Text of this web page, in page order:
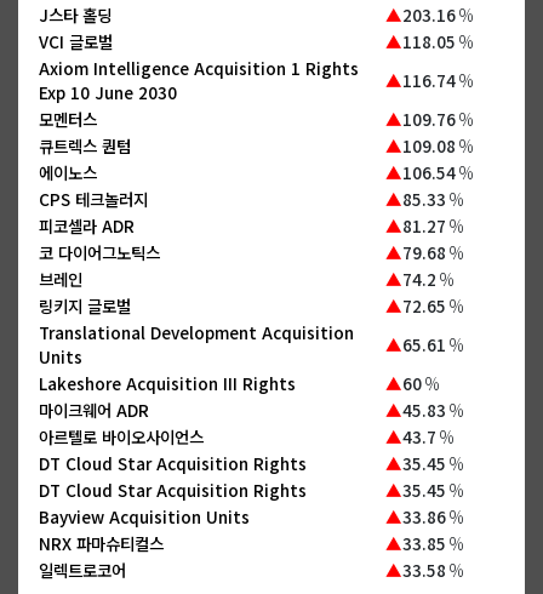
J스타 홀딩 ▲203.16%
VCI 글로벌
▲118.05 %
Axiom Intelligence Acquisition 1 Rights
Exp 10 June 2030
▲116.74%
모멘터스
▲109.76%
큐트렉스 퀀텀
▲109.08 %
에이노스
▲106.54%
CPS 테크놀러지
▲85.33 %
피코셀라 ADR
▲81.27 %
코 다이어그노틱스
▲79.68 %
브레인
▲74.2 %
링키지 글로벌
▲72.65 %
Translational Development Acquisition
Units
▲65.61 %
Lakeshore Acquisition III Rights
▲60%
마이크웨어 ADR
▲45.83 %
아르텔로 바이오사이언스
▲43.7 %
DT Cloud Star Acquisition Rights
▲35.45 %
DT Cloud Star Acquisition Rights
▲35.45 %
Bayview Acquisition Units
▲33.86%
NRX 파마슈티컬스
▲33.85 %
일렉트로코어
▲33.58 %